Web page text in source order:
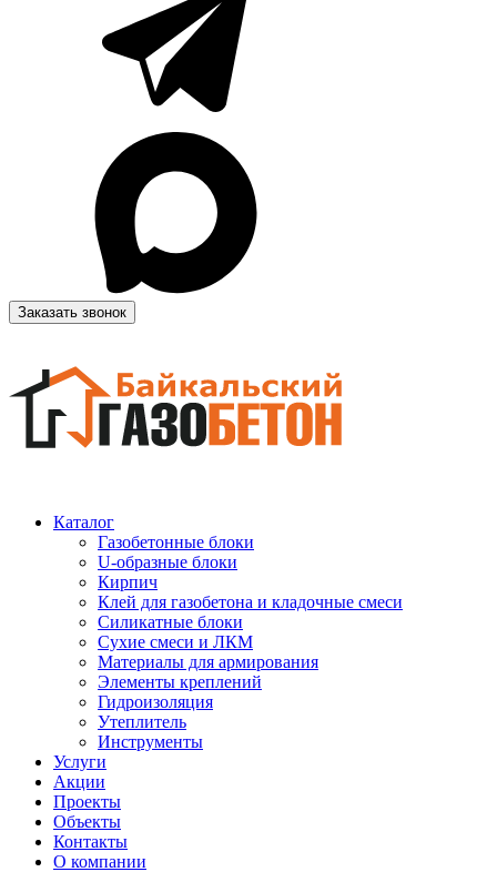
Заказать звонок
Каталог
Газобетонные блоки
U-образные блоки
Кирпич
Клей для газобетона и кладочные смеси
Силикатные блоки
Сухие смеси и ЛКМ
Материалы для армирования
Элементы креплений
Гидроизоляция
Утеплитель
Инструменты
Услуги
Акции
Проекты
Объекты
Контакты
О компании